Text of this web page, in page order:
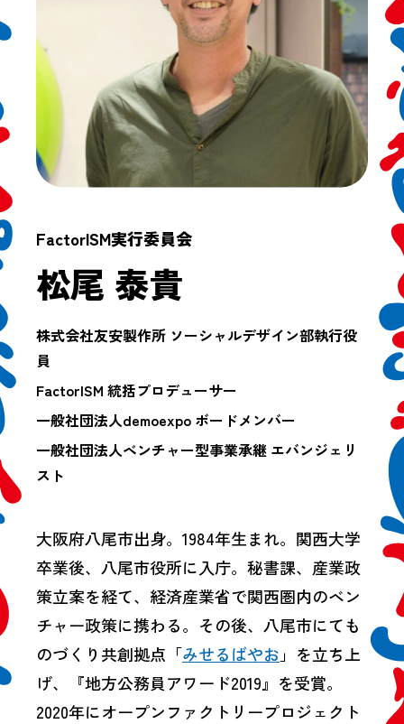
FactorISM実行委員会
松尾 泰貴
株式会社友安製作所 ソーシャルデザイン部執行役
員
FactorISM 統括プロデューサー
一般社団法人demoexpo ボードメンバー
一般社団法人ベンチャー型事業承継 エバンジェリ
スト
大阪府八尾市出身。1984年生まれ。関西大学
卒業後、八尾市役所に入庁。秘書課、産業政
策立案を経て、経済産業省で関西圏内のベン
チャー政策に携わる。その後、八尾市にても
のづくり共創拠点「みせるばやお 」を立ち上
げ、『地方公務員アワード2019』を受賞。
2020年にオープンファクトリープロジェクト